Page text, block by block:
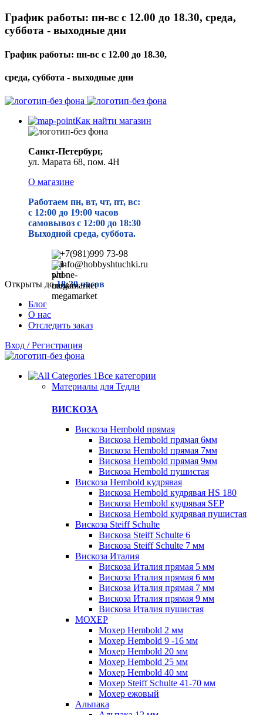
График работы: пн-вс с 12.00 до 18.30, среда,
суббота - выходные дни
График работы: пн-вс с 12.00 до 18.30,
среда, суббота - выходные дни
Как найти магазин
Санкт-Петербург,
ул. Марата 68, пом. 4Н
О магазине
Работаем пн, вт, чт, пт, вс:
с 12:00 до 19:00 часов
самовывоз с 12:00 до 18:30
Выходной среда, суббота.
+7(981)999 73-98
info@hobbyshtuchki.ru
Открыты до18:30 часов
Блог
О нас
Отследить заказ
Вход / Регистрация
Все категории
Материалы для Тедди
ВИСКОЗА
Вискоза Hembold прямая
Вискоза Hembold прямая 6мм
Вискоза Hembold прямая 7мм
Вискоза Hembold прямая 9мм
Вискоза Hembold пушистая
Вискоза Hembold кудрявая
Вискоза Hembold кудрявая HS 180
Вискоза Hembold кудрявая SEP
Вискоза Hembold кудрявая пушистая
Вискоза Steiff Schulte
Вискоза Steiff Schulte 6
Вискоза Steiff Schulte 7 мм
Вискоза Италия
Вискоза Италия прямая 5 мм
Вискоза Италия прямая 6 мм
Вискоза Италия прямая 7 мм
Вискоза Италия прямая 9 мм
Вискоза Италия пушистая
МОХЕР
Мохер Hembold 2 мм
Мохер Hembold 9 -16 мм
Мохер Hembold 20 мм
Мохер Hembold 25 мм
Мохер Hembold 40 мм
Мохер Steiff Schulte 41-70 мм
Мохер ежовый
Альпака